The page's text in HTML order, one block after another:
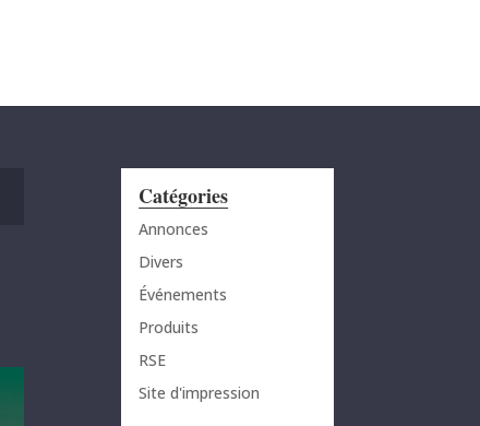
Catégories
Annonces
Divers
Événements
Produits
RSE
Site d'impression